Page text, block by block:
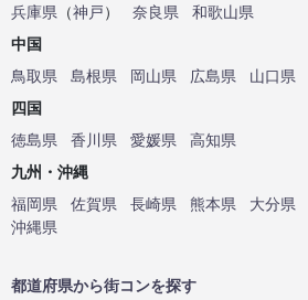
兵庫県 （神戸） 奈良県
和歌山県
中国
鳥取県
島根県 岡山県 広島県
山口県
四国
徳島県
香川県 愛媛県
高知県
九州・沖縄
福岡県
佐賀県 長崎県 熊本県 大分県
沖縄県
都道府県から街コンを探す